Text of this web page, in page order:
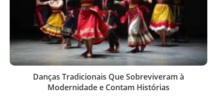
Danças Tradicionais Que Sobreviveram à
Modernidade e Contam Histórias